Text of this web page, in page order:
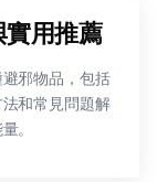
用推薦
邪物品，包括
和常見問題解
。